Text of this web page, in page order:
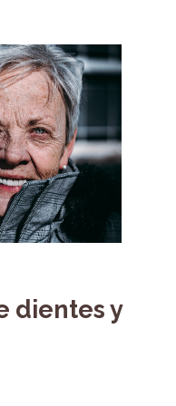
dientes y